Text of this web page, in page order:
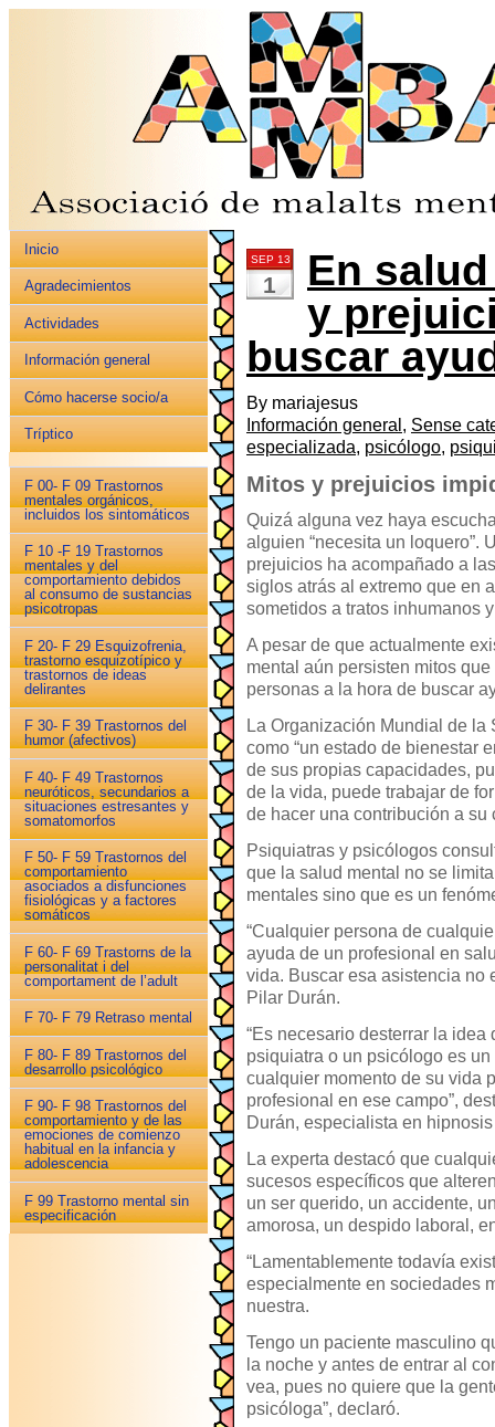
Inicio
Agradecimientos
Actividades
Información general
Cómo hacerse socio/a
Tríptico
F 00- F 09 Trastornos
mentales orgánicos,
incluidos los sintomáticos
F 10 -F 19 Trastornos
mentales y del
comportamiento debidos
al consumo de sustancias
psicotropas
F 20- F 29 Esquizofrenia,
trastorno esquizotípico y
trastornos de ideas
delirantes
F 30- F 39 Trastornos del
humor (afectivos)
F 40- F 49 Trastornos
neuróticos, secundarios a
situaciones estresantes y
somatomorfos
F 50- F 59 Trastornos del
comportamiento
asociados a disfunciones
fisiológicas y a factores
somáticos
F 60- F 69 Trastorns de la
personalitat i del
comportament de l’adult
F 70- F 79 Retraso mental
F 80- F 89 Trastornos del
desarrollo psicológico
F 90- F 98 Trastornos del
comportamiento y de las
emociones de comienzo
habitual en la infancia y
adolescencia
F 99 Trastorno mental sin
especificación
SEP 13
1
En
y
buscar
By mariajesus
Información general , Sense
especializada, psicólogo,
Mitos y prejuicios
Quizá alguna vez haya
alguien “necesita un loquero”.
prejuicios ha acompañado a
siglos atrás al extremo que en
sometidos a tratos inhumanos
A pesar de que actualmente
mental aún persisten mitos
personas a la hora de buscar
La Organización Mundial de
como “un estado de bienestar
de sus propias capacidades,
de la vida, puede trabajar de
de hacer una contribución a su
Psiquiatras y psicólogos
que la salud mental no se
mentales sino que es un
“Cualquier persona de
ayuda de un profesional en
vida. Buscar esa asistencia no
Pilar Durán.
“Es necesario desterrar la
psiquiatra o un psicólogo es un
cualquier momento de su vida
profesional en ese campo”,
Durán, especialista en
La experta destacó que
sucesos específicos que
un ser querido, un accidente,
amorosa, un despido laboral,
“Lamentablemente todavía
especialmente en sociedades
nuestra.
Tengo un paciente masculino
la noche y antes de entrar al
vea, pues no quiere que la
psicóloga”, declaró.